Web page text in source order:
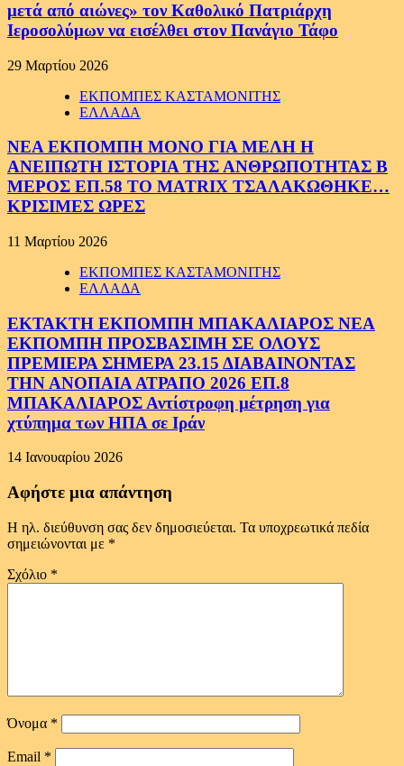
μετά από αιώνες» τον Καθολικό Πατριάρχη
Ιεροσολύμων να εισέλθει στον Πανάγιο Τάφο
29 Μαρτίου 2026
ΕΚΠΟΜΠΕΣ ΚΑΣΤΑΜΟΝΙΤΗΣ
ΕΛΛΑΔΑ
ΝΕΑ ΕΚΠΟΜΠΗ ΜΟΝΟ ΓΙΑ ΜΕΛΗ Η
ΑΝΕΙΠΩΤΗ ΙΣΤΟΡΙΑ ΤΗΣ ΑΝΘΡΩΠΟΤΗΤΑΣ Β
ΜΕΡΟΣ ΕΠ.58 ΤΟ MATRIX ΤΣΑΛΑΚΩΘΗΚΕ…
ΚΡΙΣΙΜΕΣ ΩΡΕΣ
11 Μαρτίου 2026
ΕΚΠΟΜΠΕΣ ΚΑΣΤΑΜΟΝΙΤΗΣ
ΕΛΛΑΔΑ
ΕΚΤΑΚΤΗ ΕΚΠΟΜΠΗ ΜΠΑΚΑΛΙΑΡΟΣ ΝΕΑ
ΕΚΠΟΜΠΗ ΠΡΟΣΒΑΣΙΜΗ ΣΕ ΟΛΟΥΣ
ΠΡΕΜΙΕΡΑ ΣΗΜΕΡΑ 23.15 ΔΙΑΒΑΙΝΟΝΤΑΣ
ΤΗΝ ΑΝΟΠΑΙΑ ΑΤΡΑΠΟ 2026 ΕΠ.8
ΜΠΑΚΑΛΙΑΡΟΣ Αντίστροφη μέτρηση για
χτύπημα των ΗΠΑ σε Ιράν
14 Ιανουαρίου 2026
Αφήστε μια απάντηση
Η ηλ. διεύθυνση σας δεν δημοσιεύεται. Τα υποχρεωτικά πεδία
σημειώνονται με *
Σχόλιο *
Όνομα *
Email *